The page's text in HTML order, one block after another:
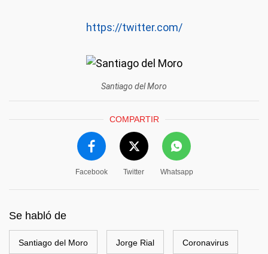
https://twitter.com/
Santiago del Moro
COMPARTIR
Facebook Twitter Whatsapp
Se habló de
Santiago del Moro Jorge Rial Coronavirus